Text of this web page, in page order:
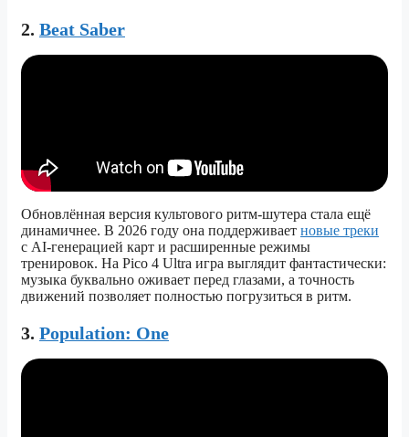
2. Beat Saber
Обновлённая версия культового ритм-шутера стала ещё
динамичнее. В 2026 году она поддерживает новые треки
с AI-генерацией карт и расширенные режимы
тренировок. На Pico 4 Ultra игра выглядит фантастически:
музыка буквально оживает перед глазами, а точность
движений позволяет полностью погрузиться в ритм.
3. Population: One